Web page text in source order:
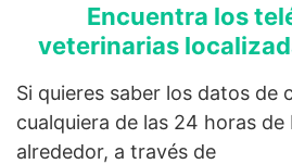
Encuentra los
veterinarias
Si quieres saber los datos de
cualquiera de las 24 horas
alrededor, a través de